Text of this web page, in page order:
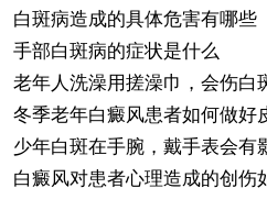
白斑病造成的具体危害有哪些
手部白斑病的症状是什么
老年人洗澡用搓澡巾，会伤白
冬季老年白癜风患者如何做好
少年白斑在手腕，戴手表会有
白癜风对患者心理造成的创伤